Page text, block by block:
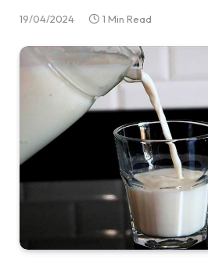
19/04/2024 1 Min Read